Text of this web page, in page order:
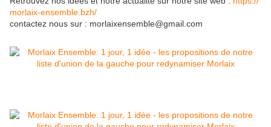
morlaix-ensemble.bzh/
contactez nous sur : morlaixensemble@gmail.com